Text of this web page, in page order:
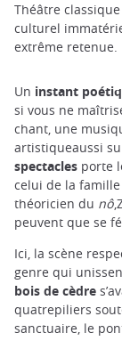
Théâtre
culturel
extrême retenue.
Un instant
si vous ne
chant, une
artistiqueaussi
spectacles porte
celui de la
théoricien du nô
peuvent que se
Ici, la scène
genre qui
bois de cèdre
quatrepiliers
sanctuaire, le